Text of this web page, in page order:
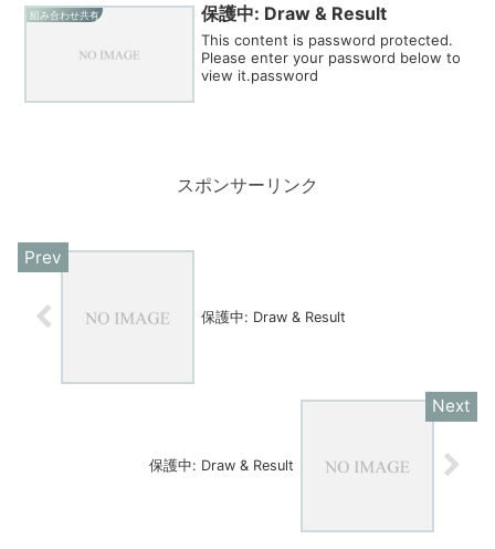
組み合わせ共有 保護中: Draw & Result
This content is password protected.
Please enter your password below to
view it.password
スポンサーリンク
保護中: Draw & Result
保護中: Draw & Result